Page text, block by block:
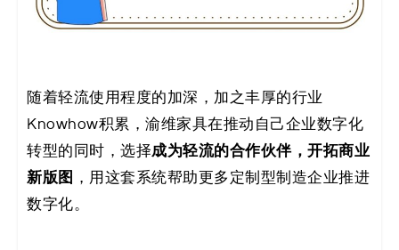
随着轻流使用程度的加深，加之丰厚的行业
Knowhow积累，渝维家具在推动自己企业数字化
转型的同时，选择成为轻流的合作伙伴，开拓商业
新版图
，用这套系统帮助更多定制型制造企业推进
数字化。